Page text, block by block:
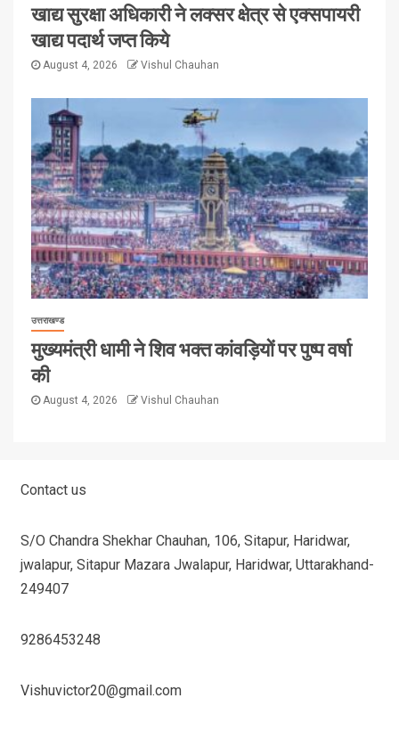
खाद्य सुरक्षा अधिकारी ने लक्सर क्षेत्र से एक्सपायरी
खाद्य पदार्थ जप्त किये
August 4, 2026 Vishul Chauhan
उत्तराखण्ड
मुख्यमंत्री धामी ने शिव भक्त कांवड़ियों पर पुष्प वर्षा
की
August 4, 2026 Vishul Chauhan
Contact us
S/O Chandra Shekhar Chauhan, 106, Sitapur, Haridwar,
jwalapur, Sitapur Mazara Jwalapur, Haridwar, Uttarakhand-
249407
9286453248
Vishuvictor20@gmail.com